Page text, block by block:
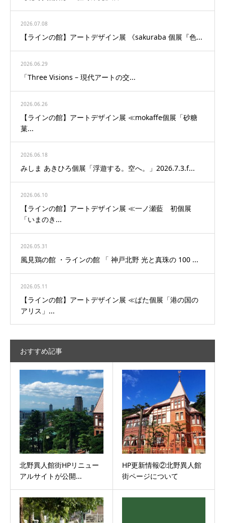
2026.07.08
【ラインの館】アートデザイン展 《sakuraba 個展『色...
2026.06.29
「Three Visions – 現代アートの交...
2026.06.26
【ラインの館】アートデザイン展 ≪mokaffe個展「砂糖
菓...
2026.06.18
みしま あきひろ個展「浮遊する。空へ。」2026.7.3.f...
2026.06.10
【ラインの館】アートデザイン展 ≪一ノ瀬藍 初個展
「いまのき...
2026.05.31
風見鶏の館 ・ラインの館 「 神戸北野 光と真珠の 100 ...
2026.05.11
【ラインの館】アートデザイン展 ≪ぱた個展「港の国の
アリス」...
おすすめ記事
北野異人館街HPリニュー
アルサイトが公開...
HP更新情報②北野異人館
街ページについて